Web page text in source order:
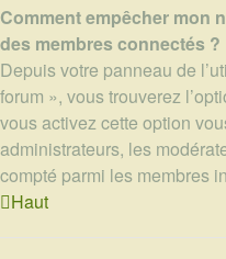
Comment empêcher mon
des membres connectés ?
Depuis votre panneau de
forum », vous trouverez
vous activez cette option
administrateurs, les
compté parmi les membres
Haut